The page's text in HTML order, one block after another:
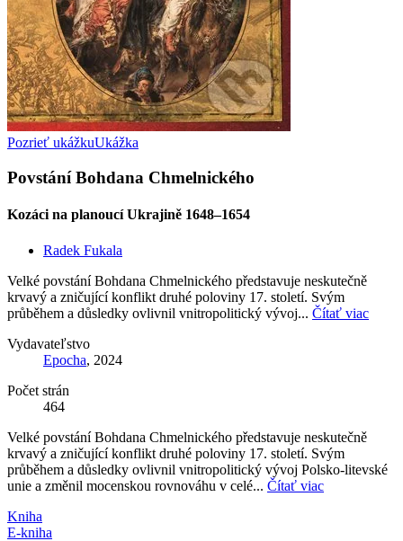
Pozrieť ukážkuUkážka
Povstání Bohdana Chmelnického
Kozáci na planoucí Ukrajině 1648–1654
Radek Fukala
Velké povstání Bohdana Chmelnického představuje neskutečně
krvavý a zničující konflikt druhé poloviny 17. století. Svým
průběhem a důsledky ovlivnil vnitropolitický vývoj... Čítať viac
Vydavateľstvo
Epocha, 2024
Počet strán
464
Velké povstání Bohdana Chmelnického představuje neskutečně
krvavý a zničující konflikt druhé poloviny 17. století. Svým
průběhem a důsledky ovlivnil vnitropolitický vývoj Polsko-litevské
unie a změnil mocenskou rovnováhu v celé... Čítať viac
Kniha
E-kniha